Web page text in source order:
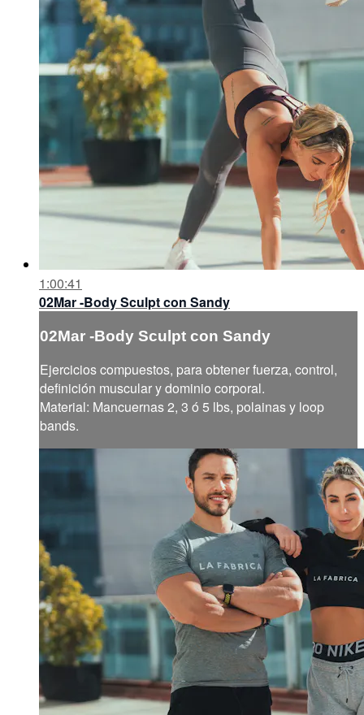
1:00:41
02Mar -Body Sculpt con Sandy
02Mar -Body Sculpt con Sandy
Ejercicios compuestos, para obtener fuerza, control,
definición muscular y dominio corporal.
Material: Mancuernas 2, 3 ó 5 lbs, polainas y loop
bands.